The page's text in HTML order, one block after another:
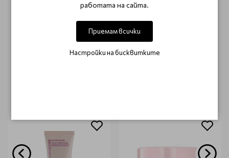
ОТЗИВИ (0)
Този продукт няма отзиви.
НАПИШЕТЕ ОТЗИВ
работата на сайта.
Приемам всички
Настройки на бисквитките